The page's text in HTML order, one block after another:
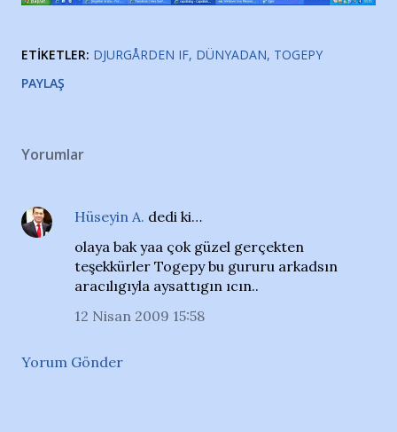
ETIKETLER: DJURGÅRDEN IF DÜNYADAN TOGEPY
PAYLAŞ
Yorumlar
Hüseyin A. dedi ki…
olaya bak yaa çok güzel gerçekten
teşekkürler Togepy bu gururu arkadsın
aracılıgıyla aysattıgın ıcın..
12 Nisan 2009 15:58
Yorum Gönder